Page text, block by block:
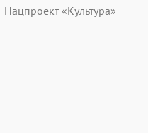
Нацпроект «Культура»